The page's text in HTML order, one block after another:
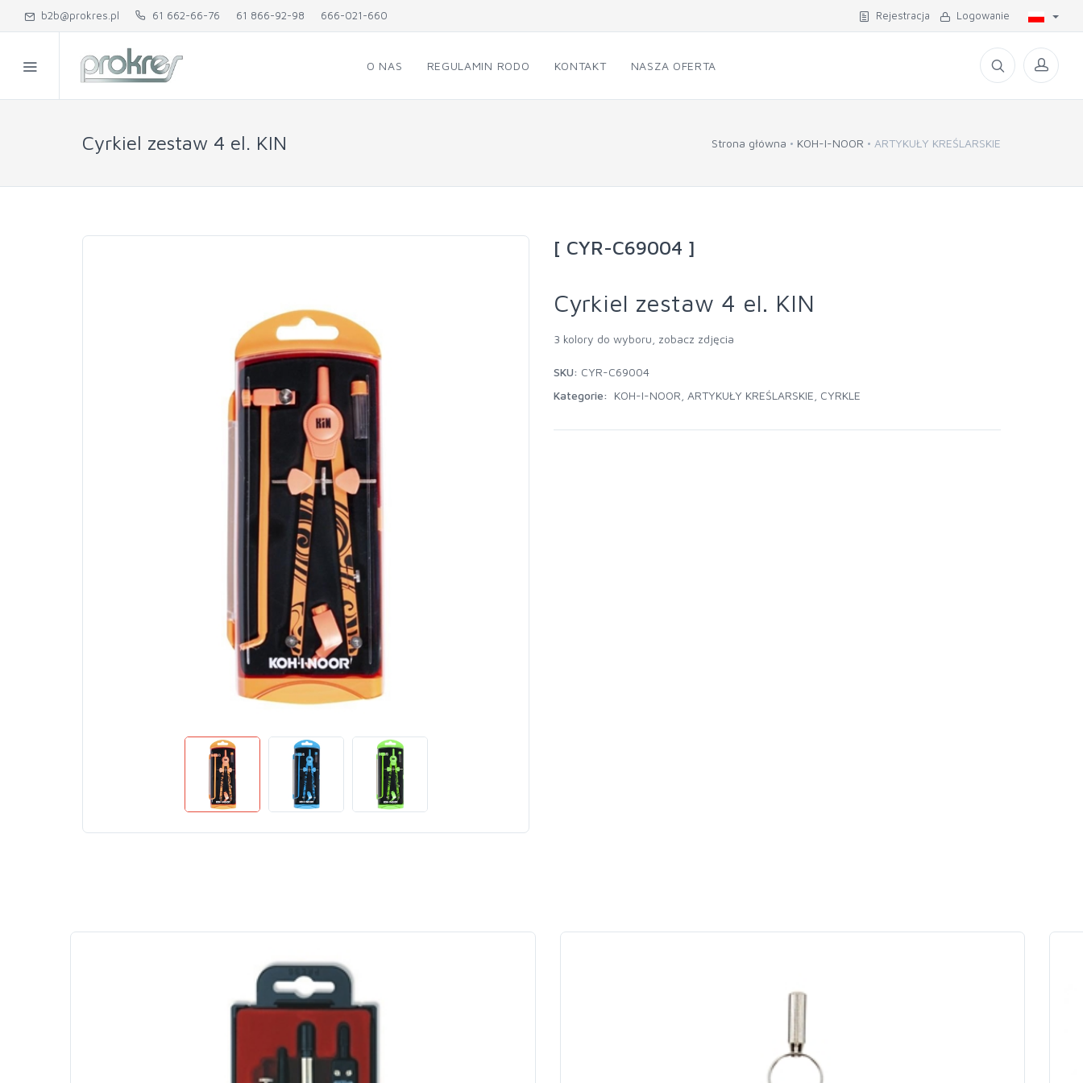
b2b@prokres.pl 61 662-66-76 61 866-92-98 666-021-660 Rejestracja Logowanie
O NAS REGULAMIN RODO KONTAKT NASZA OFERTA
Cyrkiel zestaw 4 el. KIN Strona główna KOH-I-NOOR ARTYKUŁY KREŚLARSKIE
[ CYR-C69004 ]
Cyrkiel zestaw 4 el. KIN
3 kolory do wyboru, zobacz zdjęcia
SKU: CYR-C69004
Kategorie:
KOH-I-NOOR ARTYKUŁY KREŚLARSKIE CYRKLE